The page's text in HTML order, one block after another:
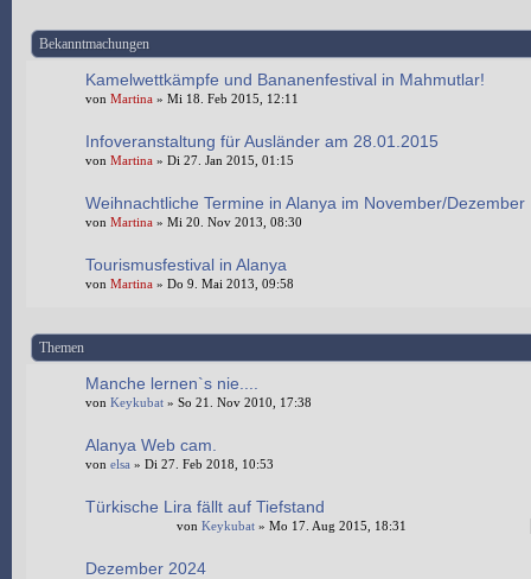
Bekanntmachungen
Kamelwettkämpfe und Bananenfestival in Mahmutlar!
von Martina » Mi 18. Feb 2015, 12:11
Infoveranstaltung für Ausländer am 28.01.2015
von Martina » Di 27. Jan 2015, 01:15
Weihnachtliche Termine in Alanya im November/Dezember
von Martina » Mi 20. Nov 2013, 08:30
Tourismusfestival in Alanya
von Martina » Do 9. Mai 2013, 09:58
Themen
Manche lernen`s nie....
von Keykubat » So 21. Nov 2010, 17:38
Alanya Web cam.
von elsa » Di 27. Feb 2018, 10:53
Türkische Lira fällt auf Tiefstand
von Keykubat » Mo 17. Aug 2015, 18:31
Dezember 2024